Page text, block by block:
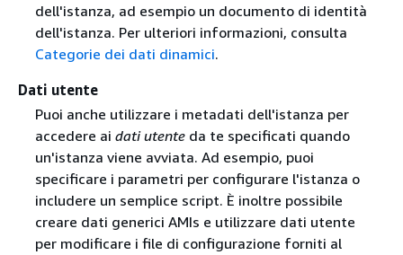
dell'istanza, ad esempio un documento di identità
dell'istanza. Per ulteriori informazioni, consulta
Categorie dei dati dinamici.
Dati utente
Puoi anche utilizzare i metadati dell'istanza per
accedere ai dati utenteda te specificati quando
un'istanza viene avviata. Ad esempio, puoi
specificare i parametri per configurare l'istanza o
includere un semplice script. È inoltre possibile
creare dati generici AMIs e utilizzare dati utente
per modificare i file di configurazione forniti al